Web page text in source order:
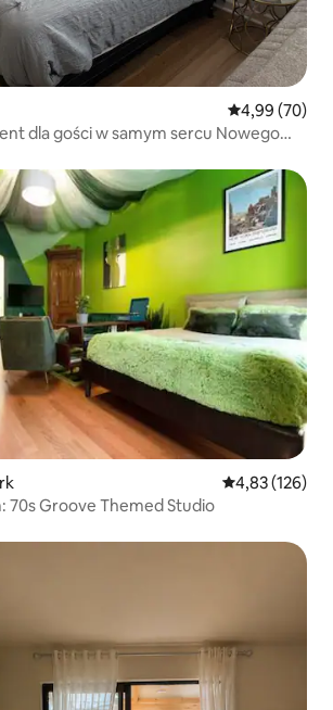
Średnia
4,99 (70)
samym sercu Nowego
Średnia
4,83 (126)
70s Groove Themed Studio